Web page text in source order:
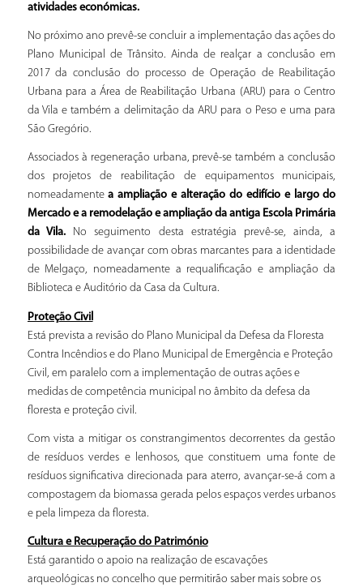
atividades económicas.
No próximo ano prevê-se concluir a implementação das ações do
Plano Municipal de Trânsito. Ainda de realçar a conclusão em
2017 da conclusão do processo de Operação de Reabilitação
Urbana para a Área de Reabilitação Urbana (ARU) para o Centro
da Vila e também a delimitação da ARU para o Peso e uma para
São Gregório.
Associados à regeneração urbana, prevê-se também a conclusão
dos projetos de reabilitação de equipamentos municipais,
nomeadamentea ampliação e alteração do edifício e largo do
Mercado e a remodelação e ampliação da antiga Escola Primária
da Vila.No seguimento desta estratégia prevê-se, ainda, a
possibilidade de avançar com obras marcantes para a identidade
de Melgaço, nomeadamente a requalificação e ampliação da
Biblioteca e Auditório da Casa da Cultura.
Proteção Civil
Está prevista a revisão do Plano Municipal da Defesa da Floresta
Contra Incêndios e do Plano Municipal de Emergência e Proteção
Civil, em paralelo com a implementação de outras ações e
medidas de competência municipal no âmbito da defesa da
floresta e proteção civil.
Com vista a mitigar os constrangimentos decorrentes da gestão
de resíduos verdes e lenhosos, que constituem uma fonte de
resíduos significativa direcionada para aterro, avançar-se-á com a
compostagem da biomassa gerada pelos espaços verdes urbanos
e pela limpeza da floresta.
Cultura e Recuperação do Património
Está garantido o apoio na realização de escavações
arqueológicas no concelho que permitirão saber mais sobre os